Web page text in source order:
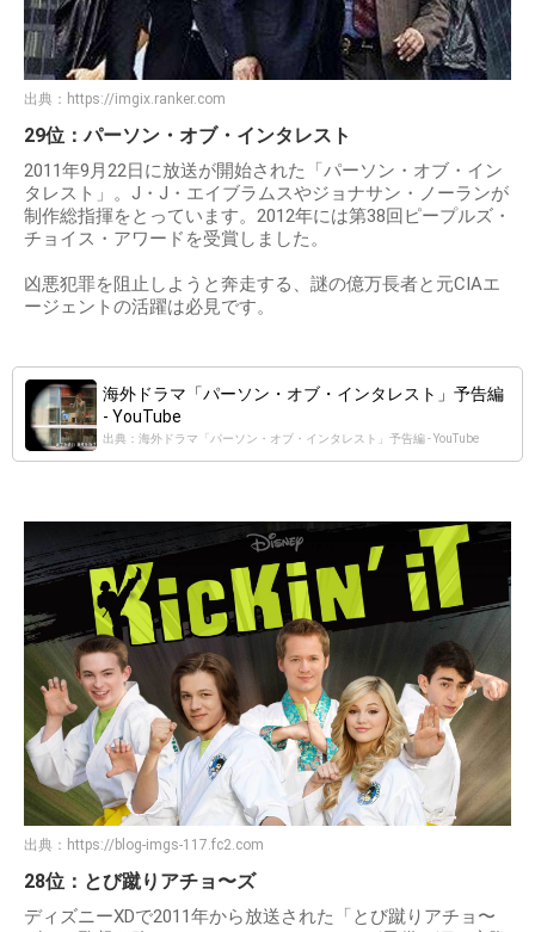
出典： https://imgix.ranker.com
29位：パーソン・オブ・インタレスト
2011年9月22日に放送が開始された「パーソン・オブ・イン
タレスト」。J・J・エイブラムスやジョナサン・ノーランが
制作総指揮をとっています。2012年には第38回ピープルズ・
チョイス・アワードを受賞しました。
凶悪犯罪を阻止しようと奔走する、謎の億万長者と元CIAエ
ージェントの活躍は必見です。
海外ドラマ「パーソン・オブ・インタレスト」予告編
- YouTube
出典：海外ドラマ「パーソン・オブ・インタレスト」予告編 - YouTube
出典： https://blog-imgs-117.fc2.com
28位：とび蹴りアチョ〜ズ
ディズニーXDで2011年から放送された「とび蹴りアチョ〜